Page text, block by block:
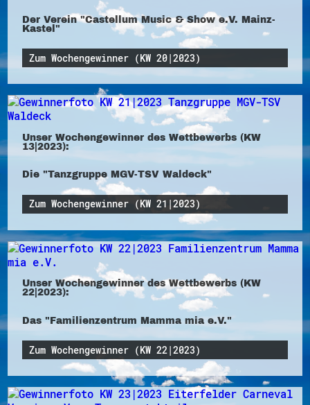
Der Verein "Castellum Music & Show e.V. Mainz-
Kastel"
Zum Wochengewinner (KW 20|2023)
Unser Wochengewinner des Wettbewerbs (KW
13|2023):
Die "Tanzgruppe MGV-TSV Waldeck"
Zum Wochengewinner (KW 21|2023)
Unser Wochengewinner des Wettbewerbs (KW
22|2023):
Das "Familienzentrum Mamma mia e.V."
Zum Wochengewinner (KW 22|2023)